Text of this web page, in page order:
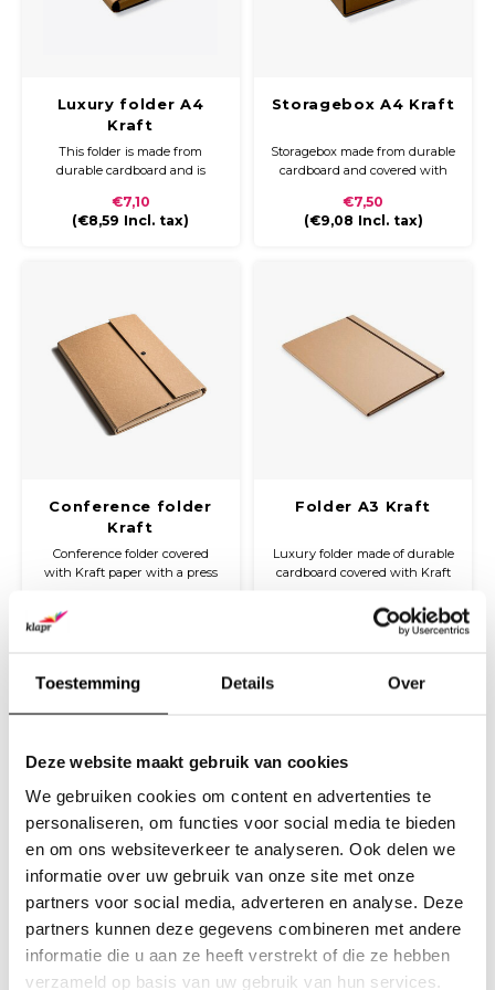
Toestemming Details Over
Deze website maakt gebruik van cookies
We gebruiken cookies om content en advertenties te
personaliseren, om functies voor social media te bieden
en om ons websiteverkeer te analyseren. Ook delen we
informatie over uw gebruik van onze site met onze
partners voor social media, adverteren en analyse. Deze
partners kunnen deze gegevens combineren met andere
informatie die u aan ze heeft verstrekt of die ze hebben
verzameld op basis van uw gebruik van hun services.
Luxury folder A4
Kraft
This folder is made from
durable cardboard and is
product has a Velcro dot
closure.
€7,10
(€8,59 Incl. tax)
Storagebox A4 Kraft
Storagebox made from durable
cardboard and covered with
can be closed with a wide dark
brown elastic band.
€7,50
(€9,08 Incl. tax)
Conference folder
Kraft
Conference folder covered
with Kraft paper with a press
Folder A3 Kraft
Luxury folder made of durable
cardboard covered with Kraft
with a black elastic closure.
€19,95
Incl. tax)
Folder A4 Kraft
Stevige A4 elastomap, omplakt
met gekleurd papier en
Ring Binder A4 Kraft
Luxury A4 ring binder with a
2-ring 25 mm mechanism, slip